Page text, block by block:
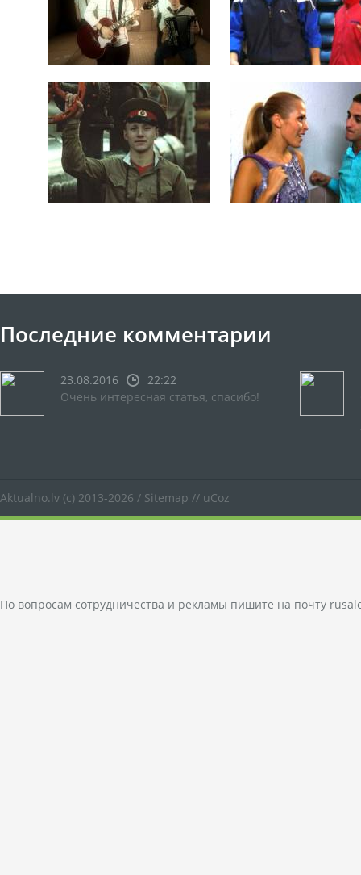
Последние комментарии
23.08.2016
22:22
Очень интересная статья, спасибо!
Aktualno.lv (c) 2013-2026 / Sitemap // uCoz
По вопросам сотрудничества и рекламы пишите на почту